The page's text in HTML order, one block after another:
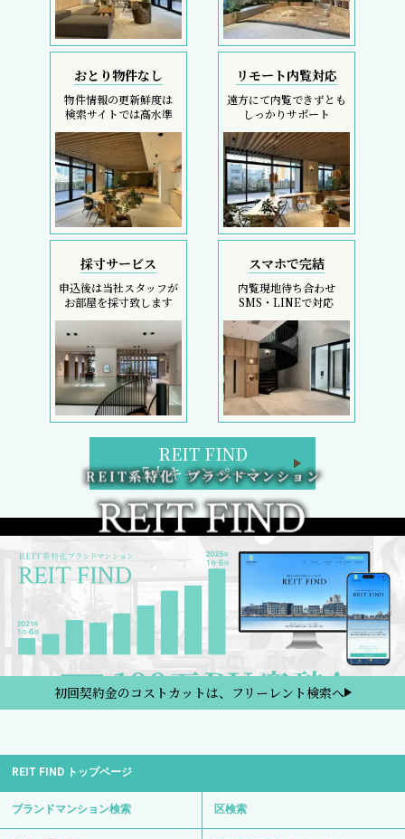
おとり物件なし
物件情報の更新鮮度は
検索サイトでは高水準
リモート内覧対応
遠方にて内覧できずとも
しっかりサポート
採寸サービス
申込後は当社スタッフが
お部屋を採寸致します
スマホで完結
内覧現地待ち合わせ
SMS・LINEで対応
REIT FIND
5大キャンペーン
初回契約金のコストカットは、フリーレント検索へ
REIT FIND トップページ
ブランドマンション検索 区検索